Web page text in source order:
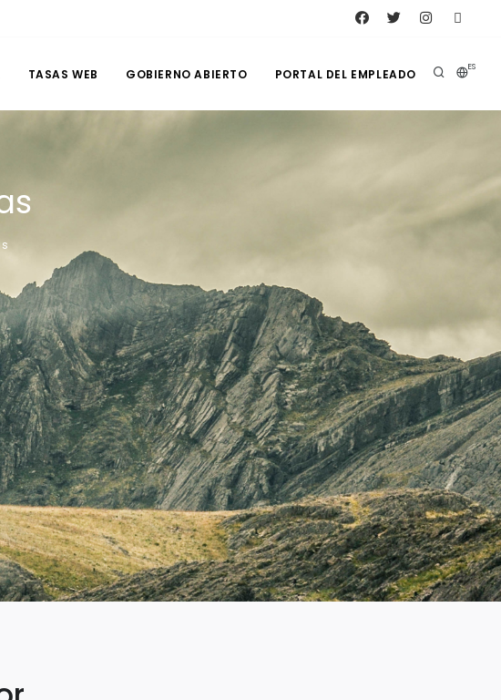
ES
TASAS WEB GOBIERNO ABIERTO PORTAL DEL EMPLEADO